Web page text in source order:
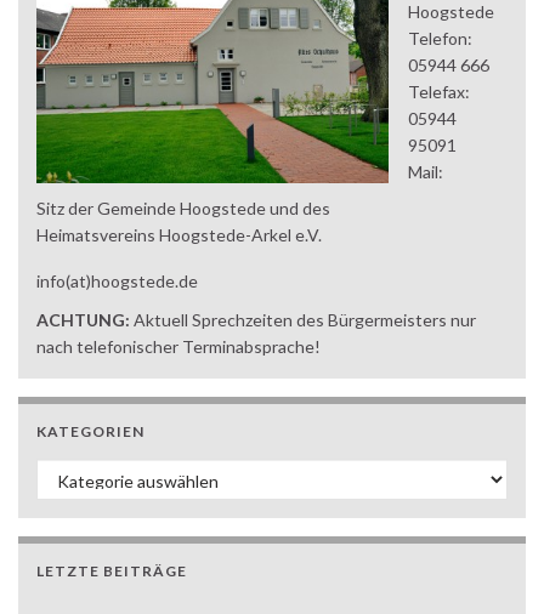
Sitz der Gemeinde Hoogstede und des
Heimatsvereins Hoogstede-Arkel e.V.
Hoogstede
Telefon:
05944 666
Telefax:
05944
95091
Mail:
info(at)hoogstede.de
ACHTUNG: Aktuell Sprechzeiten des Bürgermeisters nur
nach telefonischer Terminabsprache!
KATEGORIEN
Kategorien
LETZTE BEITRÄGE